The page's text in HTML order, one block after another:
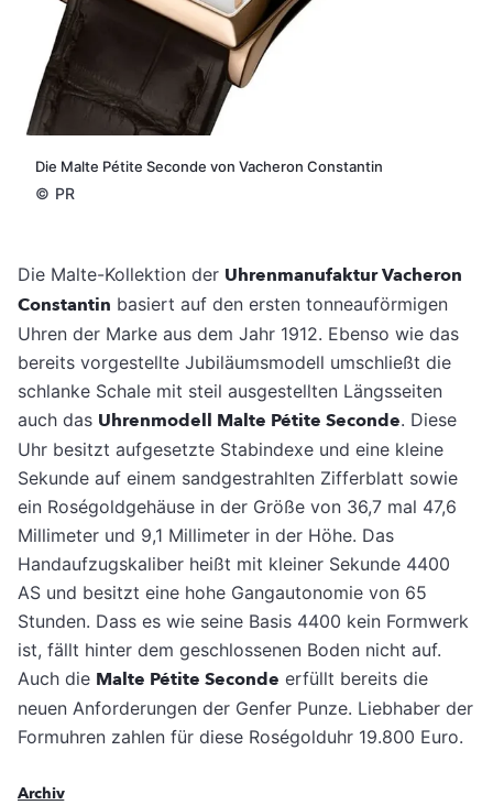
Die Malte Pétite Seconde von Vacheron Constantin
© PR
Die Malte-Kollektion der Uhrenmanufaktur Vacheron
Constantin basiert auf den ersten tonneauförmigen
Uhren der Marke aus dem Jahr 1912. Ebenso wie das
bereits vorgestellte Jubiläumsmodell umschließt die
schlanke Schale mit steil ausgestellten Längsseiten
auch das Uhrenmodell Malte Pétite Seconde. Diese
Uhr besitzt aufgesetzte Stabindexe und eine kleine
Sekunde auf einem sandgestrahlten Zifferblatt sowie
ein Roségoldgehäuse in der Größe von 36,7 mal 47,6
Millimeter und 9,1 Millimeter in der Höhe. Das
Handaufzugskaliber heißt mit kleiner Sekunde 4400
AS und besitzt eine hohe Gangautonomie von 65
Stunden. Dass es wie seine Basis 4400 kein Formwerk
ist, fällt hinter dem geschlossenen Boden nicht auf.
Auch die Malte Pétite Seconde erfüllt bereits die
neuen Anforderungen der Genfer Punze. Liebhaber der
Formuhren zahlen für diese Roségolduhr 19.800 Euro.
Archiv